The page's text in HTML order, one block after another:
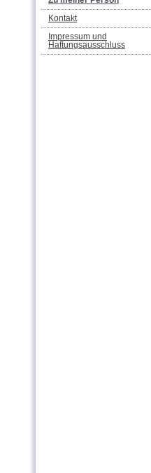
Kontakt
Impressum und
Haftungsausschluss